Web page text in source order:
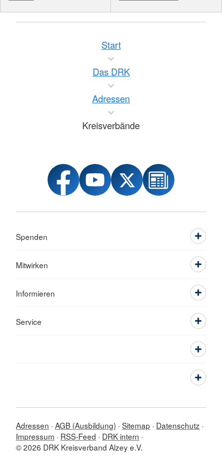
Start
Das DRK
Adressen
Kreisverbände
Spenden
Mitwirken
Informieren
Service
Adressen AGB (Ausbildung) Sitemap
Datenschutz
Impressum
RSS-Feed
DRK intern
© 2026 DRK Kreisverband Alzey e.V.